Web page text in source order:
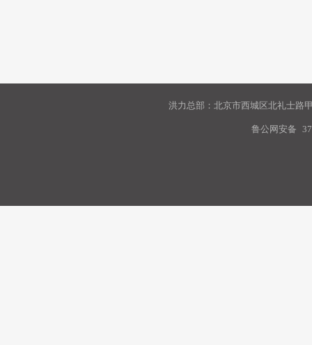
洪力总部：北京市西城区北礼士路
鲁公网安备